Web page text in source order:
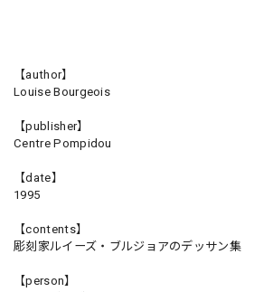
【author】
Louise Bourgeois
【publisher】
Centre Pompidou
【date】
1995
【contents】
彫刻家ルイーズ・ブルジョアのデッサン集
【person】